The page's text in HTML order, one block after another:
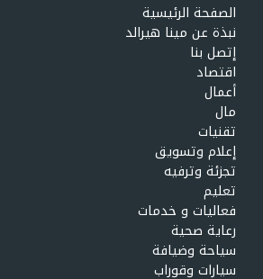
الصفحة الرئيسية
نبذة عن مينا هيرالد
إتصل بنا
اقتصاد
أعمال
مال
تقنيات
إعلام وتسويق
تجزئة وترفيه
تعليم
فعاليات و خدمات
رعاية صحية
سياحة وضيافة
سيارات وقوراب